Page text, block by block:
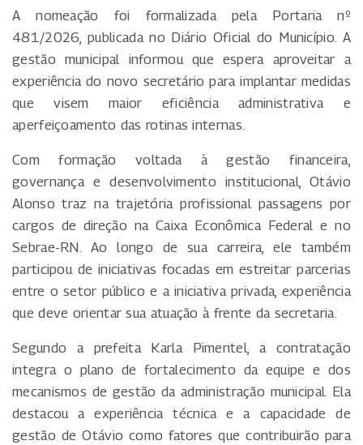
A nomeação foi formalizada pela Portaria nº
481/2026, publicada no Diário Oficial do Município. A
gestão municipal informou que espera aproveitar a
experiência do novo secretário para implantar medidas
que visem maior eficiência administrativa e
aperfeiçoamento das rotinas internas.
Com formação voltada à gestão financeira,
governança e desenvolvimento institucional, Otávio
Alonso traz na trajetória profissional passagens por
cargos de direção na Caixa Econômica Federal e no
Sebrae-RN. Ao longo de sua carreira, ele também
participou de iniciativas focadas em estreitar parcerias
entre o setor público e a iniciativa privada, experiência
que deve orientar sua atuação à frente da secretaria.
Segundo a prefeita Karla Pimentel, a contratação
integra o plano de fortalecimento da equipe e dos
mecanismos de gestão da administração municipal. Ela
destacou a experiência técnica e a capacidade de
gestão de Otávio como fatores que contribuirão para